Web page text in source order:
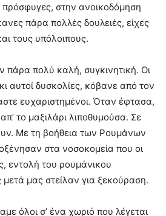
πρόσφυγες, στην ανοικοδόμηση
πάρα πολλές δουλειές, είχες
τους υπόλοιπους.
πάρα πολύ καλή, συγκινητική. Οι
αυτοί δυσκολίες, κόβανε από τον
ευχαριστημένοι. Όταν έφτασα,
το μαξιλάρι λιποθυμούσα. Σε
Με τη βοήθεια των Ρουμάνων
στα νοσοκομεία που οι
εντολή του ρουμάνικου
μας στείλαν για ξεκούραση.
όλοι σ’ ένα χωριό που λέγεται